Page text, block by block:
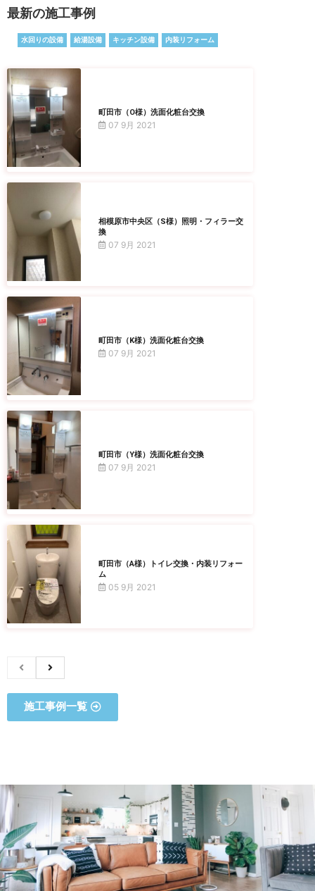
最新の施工事例
水回りの設備 給湯設備 キッチン設備 内装リフォーム
町田市（O様）洗面化粧台交換
07 9月 2021
相模原市中央区（S様）照明・フィラー交
換
07 9月 2021
町田市（K様）洗面化粧台交換
07 9月 2021
町田市（Y様）洗面化粧台交換
07 9月 2021
町田市（A様）トイレ交換・内装リフォー
ム
05 9月 2021
施工事例一覧